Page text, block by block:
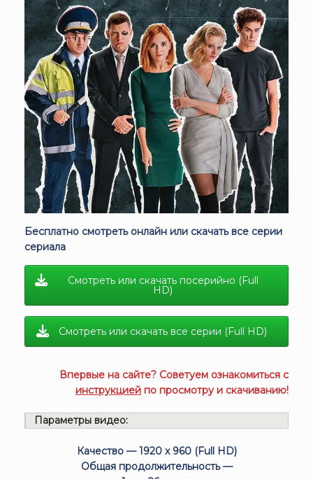
Бесплатно смотреть онлайн или скачать все серии
сериала
Смотреть или скачать посерийно (Full
HD)
Смотреть или скачать все серии (Full HD)
Впервые на сайте? Советуем ознакомиться с
инструкцией по просмотру и скачиванию!
Параметры видео:
Качество — 1920 x 960 (Full HD)
Общая продолжительность —